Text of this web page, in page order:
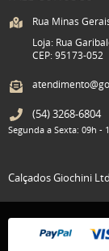
Rua Minas
Loja: Rua
CEP: 95173-052
(54)3268-6804
Segunda a Sexta: 09h -
Calçados Giochini